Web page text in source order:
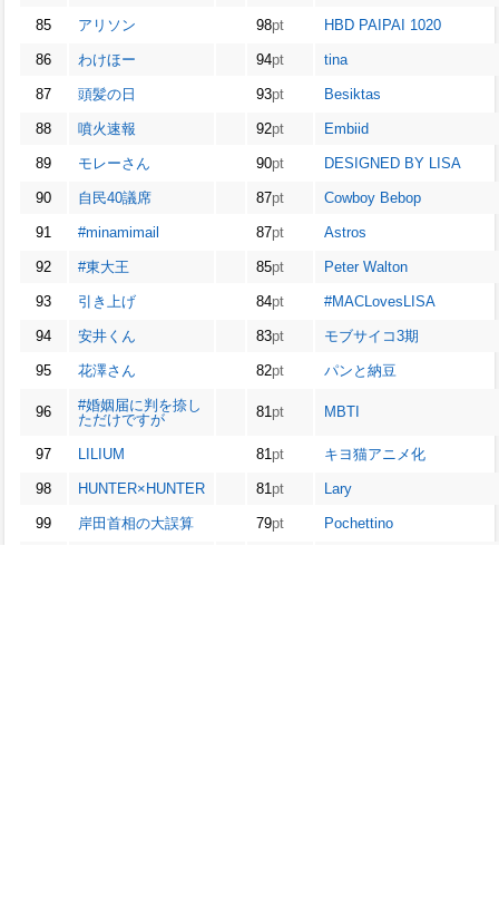
85 アリソン 98pt HBD PAIPAI 1020
86 わけほー 94pt tina
87 頭髪の日 93pt Besiktas
88 噴火速報 92pt Embiid
89 モレーさん 90pt DESIGNED BY LISA
90 自民40議席 87pt Cowboy Bebop
91 #minamimail 87pt Astros
92 #東大王 85pt Peter Walton
93 引き上げ 84pt #MACLovesLISA
94 安井くん 83pt モブサイコ3期
95 花澤さん 82pt パンと納豆
96
#婚姻届に判を捺し
ただけですが
81 pt MBTI
97 LILIUM 81 pt キヨ猫アニメ化
98 HUNTER×HUNTER 81 pt Lary
99 岸田首相の大誤算 79pt Pochettino